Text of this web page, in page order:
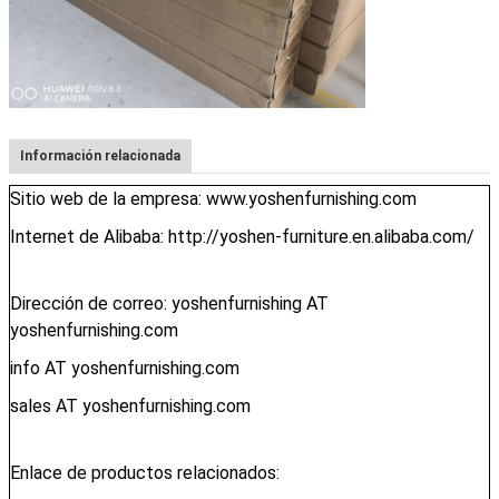
Información relacionada
Sitio web de la empresa: www.yoshenfurnishing.com
Internet de Alibaba: http://yoshen-furniture.en.alibaba.com/
Dirección de correo: yoshenfurnishing AT
yoshenfurnishing.com
info AT yoshenfurnishing.com
sales AT yoshenfurnishing.com
Enlace de productos relacionados: